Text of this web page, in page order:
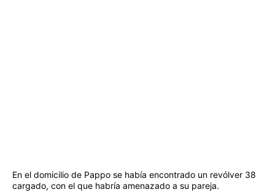
En el domicilio de Pappo se había encontrado un revólver 38
cargado, con el que habría amenazado a su pareja.